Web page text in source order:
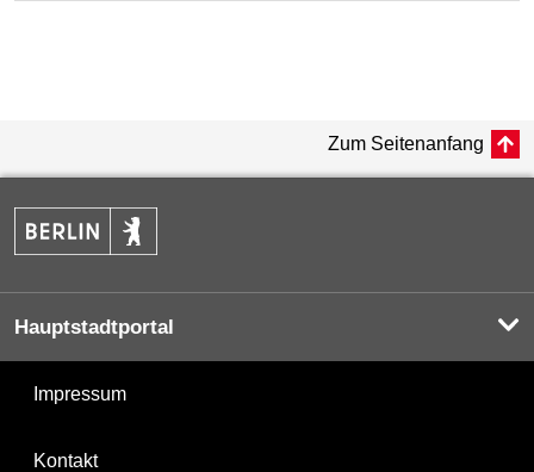
Zum Seitenanfang
Hauptstadtportal
Impressum
Kontakt